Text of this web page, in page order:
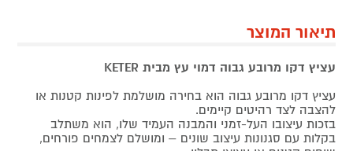
תיאור המוצר
עציץ דקו מרובע גבוה דמוי עץ מבית KETER
עציץ דקו מרובע גבוה הוא בחירה מושלמת לפינות קטנות או
להצבה לצד רהיטים קיימים.
בזכות עיצובו העל-זמני והמבנה העמיד שלו, הוא משתלב
בקלות עם סגנונות עיצוב שונים – ומושלם לצמחים פורחים,